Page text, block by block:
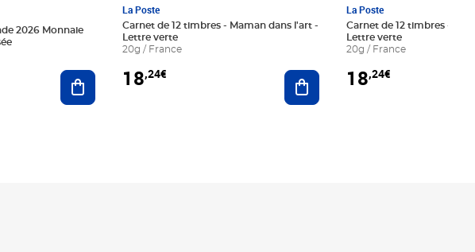
2026 Monnaie
Ajouter au panier
La Poste
Carnet de 12 timbres - Maman dans l'art -
Lettre verte
20g / France
18,24€ Ajouter au panier
La Poste
Carnet de 12 timbres - Le
Lettre verte
20g / France
18,24€